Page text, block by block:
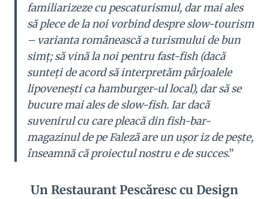
familiarizeze cu pescaturismul, dar mai ales
să plece de la noi vorbind despre slow-tourism
– varianta românească a turismului de bun
simț; să vină la noi pentru fast-fish (dacă
sunteți de acord să interpretăm pârjoalele
lipovenești ca hamburger-ul local), dar să se
bucure mai ales de slow-fish. Iar dacă
suvenirul cu care pleacă din fish-bar-
magazinul de pe Faleză are un ușor iz de pește,
înseamnă că proiectul nostru e de succes.”
Un Restaurant Pescăresc cu Design